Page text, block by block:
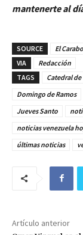
mantenerte al
SOURCE
El
VIA
Redacción
TAGS
Catedral de
Domingo de Ramos
Jueves Santo
noticias venezuela
últimas noticias
Artículo anterior